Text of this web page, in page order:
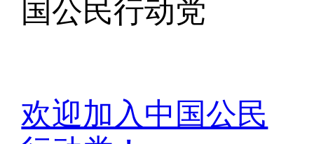
国公民行动党
欢迎加入中国公民